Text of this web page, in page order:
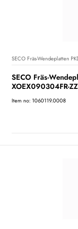
SECO Fräs-Wendeplatten
SECO Fräs-
XOEX090304FR-
Item no: 1060119.0008